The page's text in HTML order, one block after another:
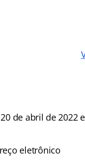
de abril de 2022
eletrônico